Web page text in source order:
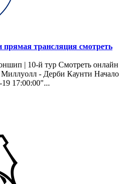
трансляция смотреть
| 10-й тур Смотреть онлайн
- Дерби Каунти Начало
17:00:00"...